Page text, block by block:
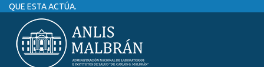
QUE ESTA ACTÚA.